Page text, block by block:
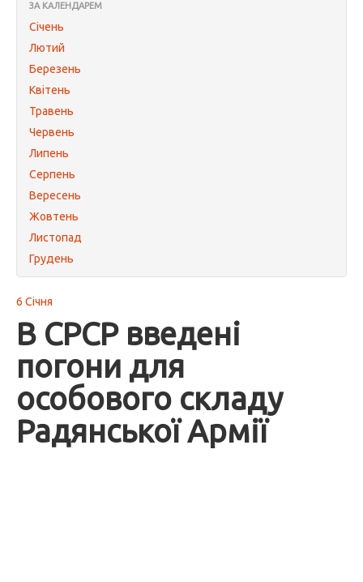
ЗА КАЛЕНДАРЕМ
Січень
Лютий
Березень
Квітень
Травень
Червень
Липень
Серпень
Вересень
Жовтень
Листопад
Грудень
6 Січня
В СРСР введені
погони для
особового складу
Радянської Армії